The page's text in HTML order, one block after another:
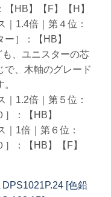
【HB】【F】【H】
｜1.4倍｜第４位：
ー］：【HB】
、ユニスターの芯
で、木軸のグレード
｜1.2倍｜第５位：
］：【HB】
｜1倍｜第６位：
］：【HB】【F】
[色鉛